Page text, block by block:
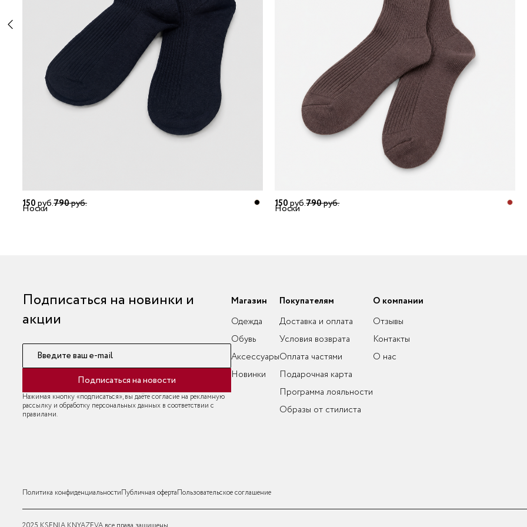
150руб.790руб.
Носки 150руб.790руб.
Носки
Подписаться на новинки и
акции
Введите ваш e-mail
Подписаться на новости
Нажимая кнопку «подписаться», вы даёте согласие на рекламную
рассылку и обработку персональных данных в соответствии с
правилами.
Магазин
Одежда
Обувь
Аксессуары
Новинки
Покупателям
Доставка и оплата
Условия возврата
Оплата частями
Подарочная карта
Программа лояльности
Образы от стилиста
О компании
Отзывы
Контакты
О нас
Политика конфиденциальностиПубличная офертаПользовательское соглашение